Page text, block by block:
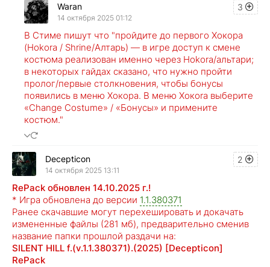
3
Waran
14 октября 2025 01:12
В Стиме пишут что "пройдите до первого Хокора
(Hokora / Shrine/Алтарь) — в игре доступ к смене
костюма реализован именно через Hokora/альтари;
в некоторых гайдах сказано, что нужно пройти
пролог/первые столкновения, чтобы бонусы
появились в меню Хокора. В меню Хокora выберите
«Change Costume» / «Бонусы» и примените
костюм."
2
Decepticon
14 октября 2025 13:11
RePack обновлен 14.10.2025 г.!
* Игра обновлена до версии 1.1.380371
Ранее скачавшие могут перехешировать и докачать
измененные файлы (281 мб), предварительно сменив
название папки прошлой раздачи на:
SILENT HILL f.(v.1.1.380371).(2025) [Decepticon]
RePack